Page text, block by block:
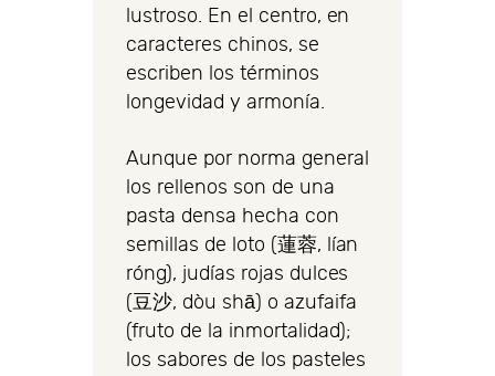
lustroso. En el centro, en
caracteres chinos, se
escriben los términos
longevidad y armonía.
Aunque por norma general
los rellenos son de una
pasta densa hecha con
semillas de loto (蓮蓉, lían
róng), judías rojas dulces
(豆沙, dòu shā) o azufaifa
(fruto de la inmortalidad);
los sabores de los pasteles